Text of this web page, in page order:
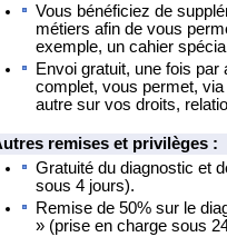
Vous bénéficiez de
métiers afin de vous
exemple, un cahier
Envoi gratuit, une fois
complet, vous permet,
autre sur vos droits,
remises et privilèges :
Gratuité du diagnostic et
sous 4 jours).
Remise de 50% sur le
» (prise en charge sous